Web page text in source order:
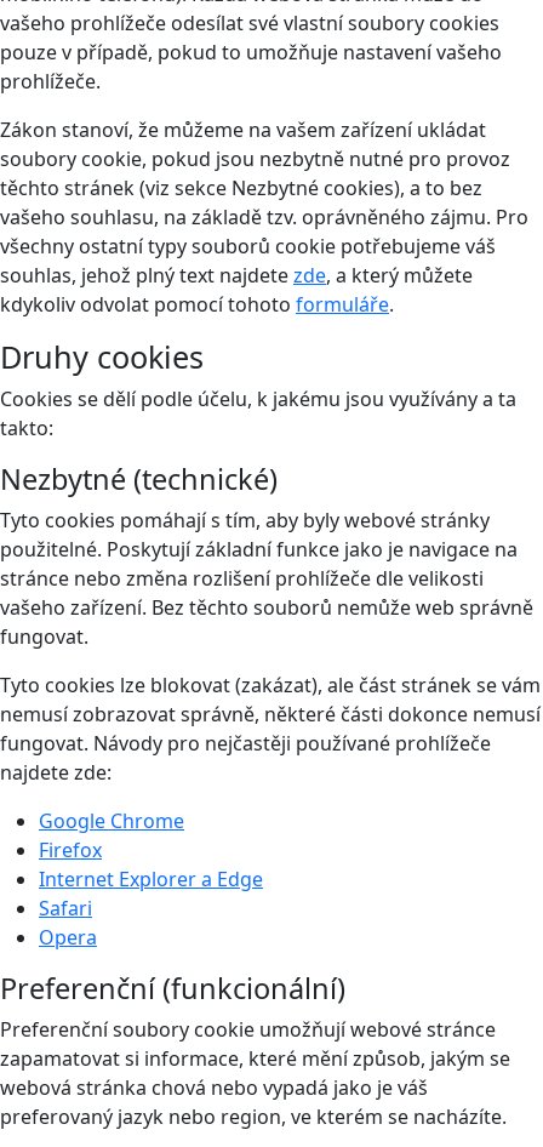
vašeho prohlížeče odesílat své vlastní soubory cookies
pouze v případě, pokud to umožňuje nastavení vašeho
prohlížeče.
Zákon stanoví, že můžeme na vašem zařízení ukládat
soubory cookie, pokud jsou nezbytně nutné pro provoz
těchto stránek (viz sekce Nezbytné cookies), a to bez
vašeho souhlasu, na základě tzv. oprávněného zájmu. Pro
všechny ostatní typy souborů cookie potřebujeme váš
souhlas, jehož plný text najdetezde, a který můžete
kdykoliv odvolat pomocí tohoto formuláře.
Druhy cookies
Cookies se dělí podle účelu, k jakému jsou využívány a ta
takto:
Nezbytné (technické)
Tyto cookies pomáhají s tím, aby byly webové stránky
použitelné. Poskytují základní funkce jako je navigace na
stránce nebo změna rozlišení prohlížeče dle velikosti
vašeho zařízení. Bez těchto souborů nemůže web správně
fungovat.
Tyto cookies lze blokovat (zakázat), ale část stránek se vám
nemusí zobrazovat správně, některé části dokonce nemusí
fungovat. Návody pro nejčastěji používané prohlížeče
najdete zde:
Google Chrome
Firefox
Internet Explorer a Edge
Safari
Opera
Preferenční (funkcionální)
Preferenční soubory cookie umožňují webové stránce
zapamatovat si informace, které mění způsob, jakým se
webová stránka chová nebo vypadá jako je váš
preferovaný jazyk nebo region, ve kterém se nacházíte.